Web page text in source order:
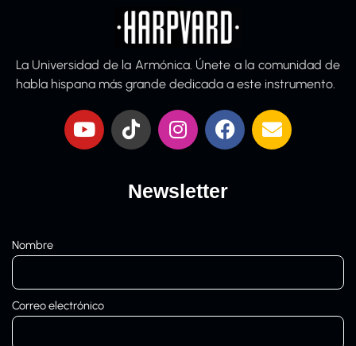
La Universidad de la Armónica. Únete a la comunidad de
habla hispana más grande dedicada a este instrumento.
Newsletter
Nombre
Correo electrónico